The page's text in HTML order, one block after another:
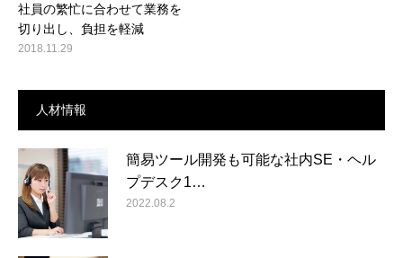
社員の繁忙に合わせて業務を
切り出し、負担を軽減
2018.11.29
人材情報
簡易ツール開発も可能な社内SE・ヘル
プデスク1…
2022.08.2